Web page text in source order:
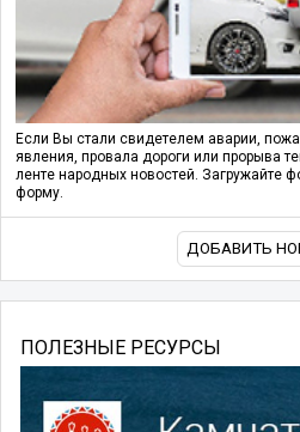
Если Вы стали свидетелем аварии,
явления, провала дороги или прорыва
ленте народных новостей. Загружайте
форму.
ДОБАВИТЬ
ПОЛЕЗНЫЕ РЕСУРСЫ